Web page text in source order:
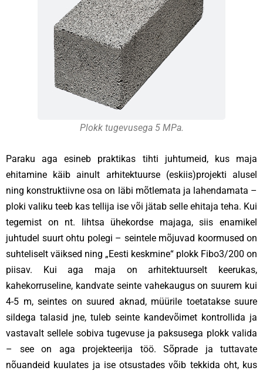
Plokk tugevusega 5 MPa.
Paraku aga esineb praktikas tihti juhtumeid, kus maja
ehitamine käib ainult arhitektuurse (eskiis)projekti alusel
ning konstruktiivne osa on läbi mõtlemata ja lahendamata –
ploki valiku teeb kas tellija ise või jätab selle ehitaja teha. Kui
tegemist on nt. lihtsa ühekordse majaga, siis enamikel
juhtudel suurt ohtu polegi – seintele mõjuvad koormused on
suhteliselt väiksed ning „Eesti keskmine“ plokk Fibo3/200 on
piisav. Kui aga maja on arhitektuurselt keerukas,
kahekorruseline, kandvate seinte vahekaugus on suurem kui
4-5 m, seintes on suured aknad, müürile toetatakse suure
sildega talasid jne, tuleb seinte kandevõimet kontrollida ja
vastavalt sellele sobiva tugevuse ja paksusega plokk valida
– see on aga projekteerija töö. Sõprade ja tuttavate
nõuandeid kuulates ja ise otsustades võib tekkida oht, kus